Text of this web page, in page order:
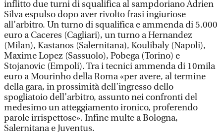
inflitto due turni di squalifica al sampdoriano Adrien
Silva espulso dopo aver rivolto frasi ingiuriose
all’arbitro. Un turno di squalifica e ammenda di 5.000
euro a Caceres (Cagliari), un turno a Hernandez
(Milan), Kastanos (Salernitana), Koulibaly (Napoli),
Maxime Lopez (Sassuolo), Pobega (Torino) e
Stojanovic (Empoli). Tra i tecnici ammenda di 10mila
euro a Mourinho della Roma «per avere, al termine
della gara, in prossimità dell’ingresso dello
spogliatoio dell’arbitro, assunto nei confronti del
medesimo un atteggiamento ironico, proferendo
parole irrispettose». Infine multe a Bologna,
Salernitana e Juventus.